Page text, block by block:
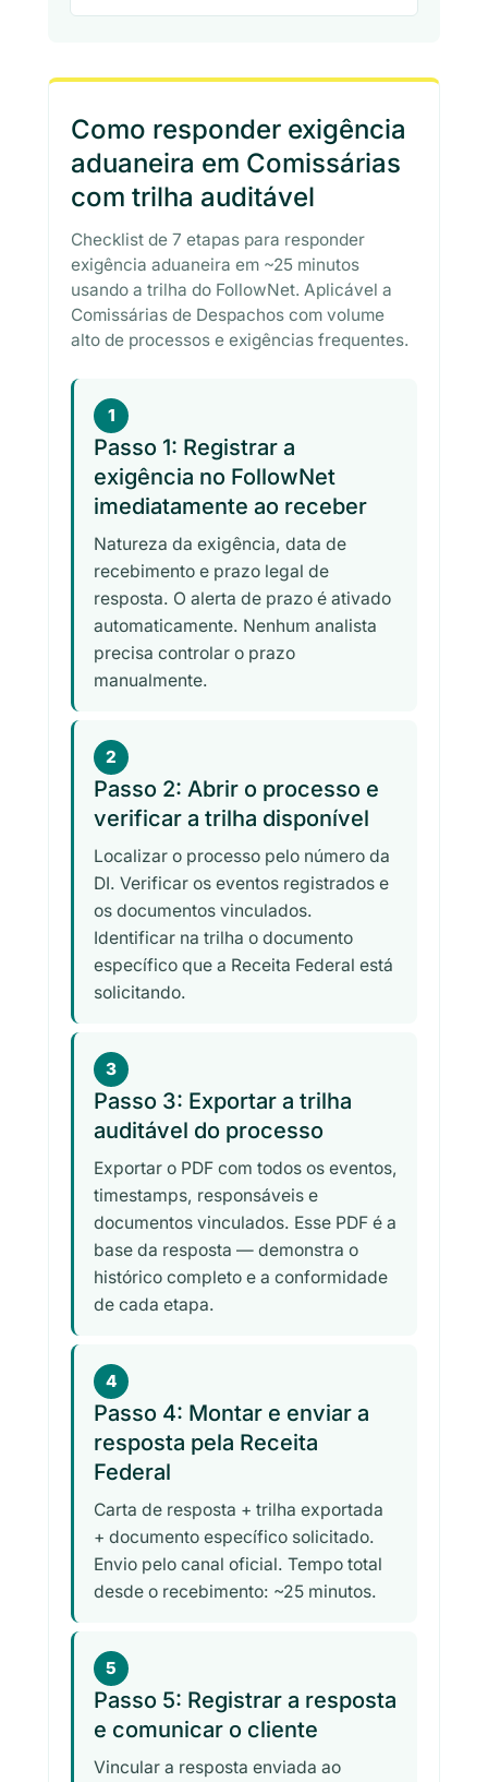
Como responder exigência
aduaneira em Comissárias
com trilha auditável
Checklist de 7 etapas para responder
exigência aduaneira em ~25 minutos
usando a trilha do FollowNet. Aplicável a
Comissárias de Despachos com volume
alto de processos e exigências frequentes.
1
Passo 1: Registrar a
exigência no FollowNet
imediatamente ao receber
Natureza da exigência, data de
recebimento e prazo legal de
resposta. O alerta de prazo é ativado
automaticamente. Nenhum analista
precisa controlar o prazo
manualmente.
2
Passo 2: Abrir o processo e
verificar a trilha disponível
Localizar o processo pelo número da
DI. Verificar os eventos registrados e
os documentos vinculados.
Identificar na trilha o documento
específico que a Receita Federal está
solicitando.
3
Passo 3: Exportar a trilha
auditável do processo
Exportar o PDF com todos os eventos,
timestamps, responsáveis e
documentos vinculados. Esse PDF é a
base da resposta — demonstra o
histórico completo e a conformidade
de cada etapa.
4
Passo 4: Montar e enviar a
resposta pela Receita
Federal
Carta de resposta + trilha exportada
+ documento específico solicitado.
Envio pelo canal oficial. Tempo total
desde o recebimento: ~25 minutos.
5
Passo 5: Registrar a resposta
e comunicar o cliente
Vincular a resposta enviada ao